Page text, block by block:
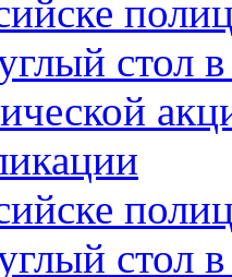
стол
стол